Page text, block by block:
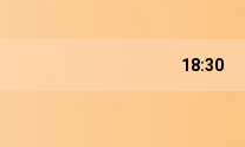
18:30